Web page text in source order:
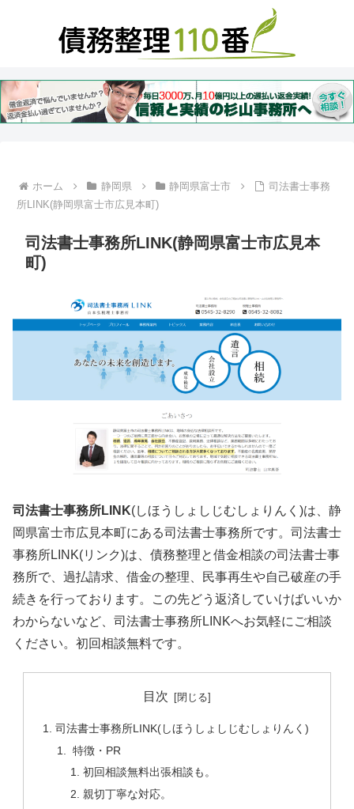
ホーム 静岡県 静岡県富士市
司法書士事務
所LINK(静岡県富士市広見本町)
司法書士事務所LINK(静岡県富士市広見本
町)
司法書士事務所LINK(しほうしょしじむしょりんく)は、静
岡県富士市広見本町にある司法書士事務所です。司法書士
事務所LINK(リンク)は、債務整理と借金相談の司法書士事
務所で、過払請求、借金の整理、民事再生や自己破産の手
続きを行っております。この先どう返済していけばいいか
わからないなど、司法書士事務所LINKへお気軽にご相談
ください。初回相談無料です。
目次
司法書士事務所LINK(しほうしょしじむしょりんく)
特徴・PR
初回相談無料出張相談も。
親切丁寧な対応。